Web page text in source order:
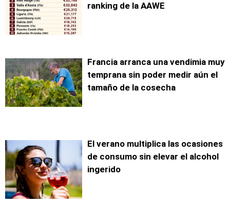
ranking de la AAWE
Francia arranca una vendimia muy
temprana sin poder medir aún el
tamaño de la cosecha
El verano multiplica las ocasiones
de consumo sin elevar el alcohol
ingerido